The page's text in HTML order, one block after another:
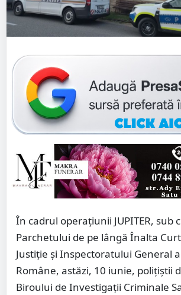
În cadrul operațiunii JUPITER, sub
Parchetului de pe lângă Înalta
Justiție și Inspectoratului General
Române, astăzi, 10 iunie, polițiștii
Biroului de Investigații Criminale